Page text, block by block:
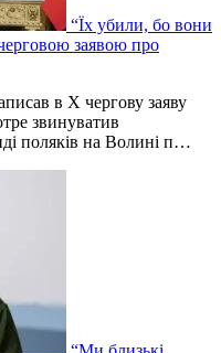
“Їх убили, бо вони
заявою про
в Х чергову заяву
звинуватив
поляків на Волині п…